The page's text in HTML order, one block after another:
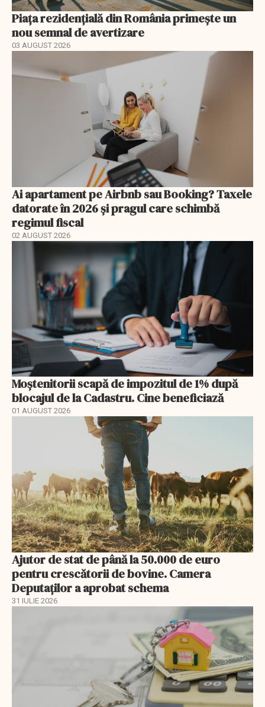
Piața rezidențială din România primește un
nou semnal de avertizare
03 AUGUST 2026
Ai apartament pe Airbnb sau Booking? Taxele
datorate în 2026 și pragul care schimbă
regimul fiscal
02 AUGUST 2026
Moștenitorii scapă de impozitul de 1% după
blocajul de la Cadastru. Cine beneficiază
01 AUGUST 2026
Ajutor de stat de până la 50.000 de euro
pentru crescătorii de bovine. Camera
Deputaților a aprobat schema
31 IULIE 2026